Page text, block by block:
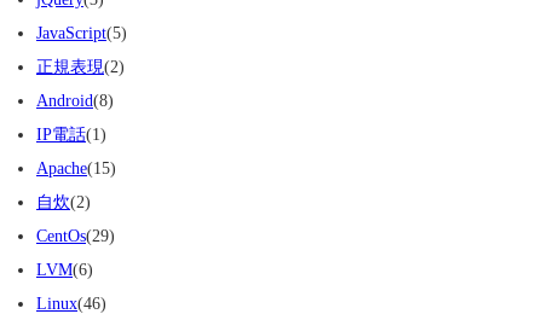
JavaScript(5)
正規表現(2)
Android(8)
IP電話(1)
Apache(15)
自炊(2)
CentOs(29)
LVM(6)
Linux(46)